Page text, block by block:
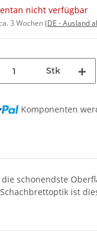
nicht verfügbar
3 Wochen(DE - Ausland
Stk
Komponenten
schonendste
ist